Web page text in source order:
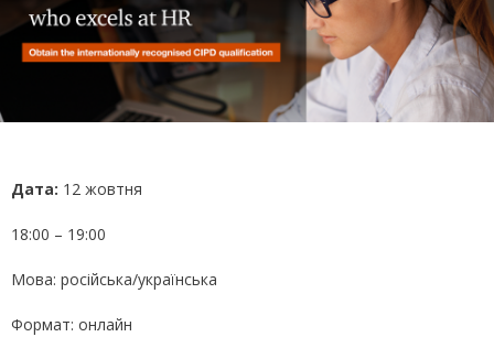
Дата: 12 жовтня
18:00 – 19:00
Мова: російська/українська
Формат: онлайн